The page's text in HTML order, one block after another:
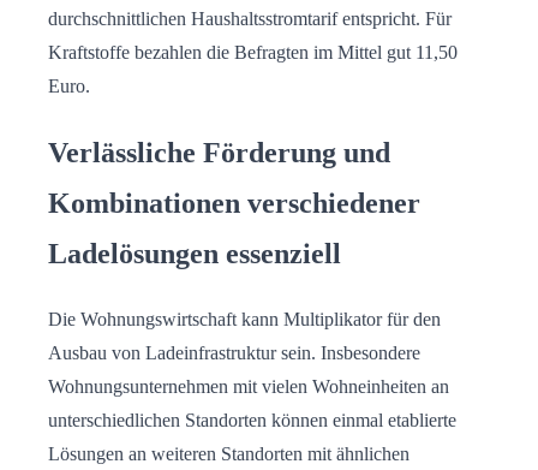
durchschnittlichen Haushaltsstromtarif entspricht. Für
Kraftstoffe bezahlen die Befragten im Mittel gut 11,50
Euro.
Verlässliche Förderung und
Kombinationen verschiedener
Ladelösungen essenziell
Die Wohnungswirtschaft kann Multiplikator für den
Ausbau von Ladeinfrastruktur sein. Insbesondere
Wohnungsunternehmen mit vielen Wohneinheiten an
unterschiedlichen Standorten können einmal etablierte
Lösungen an weiteren Standorten mit ähnlichen